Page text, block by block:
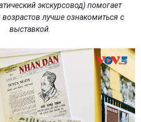
экскурсовод) помогает
возрастов лучше ознакомиться с
выставкой.